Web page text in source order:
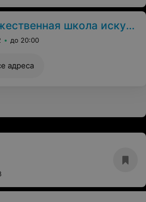
школа искусств №2
до 20:00
адреса